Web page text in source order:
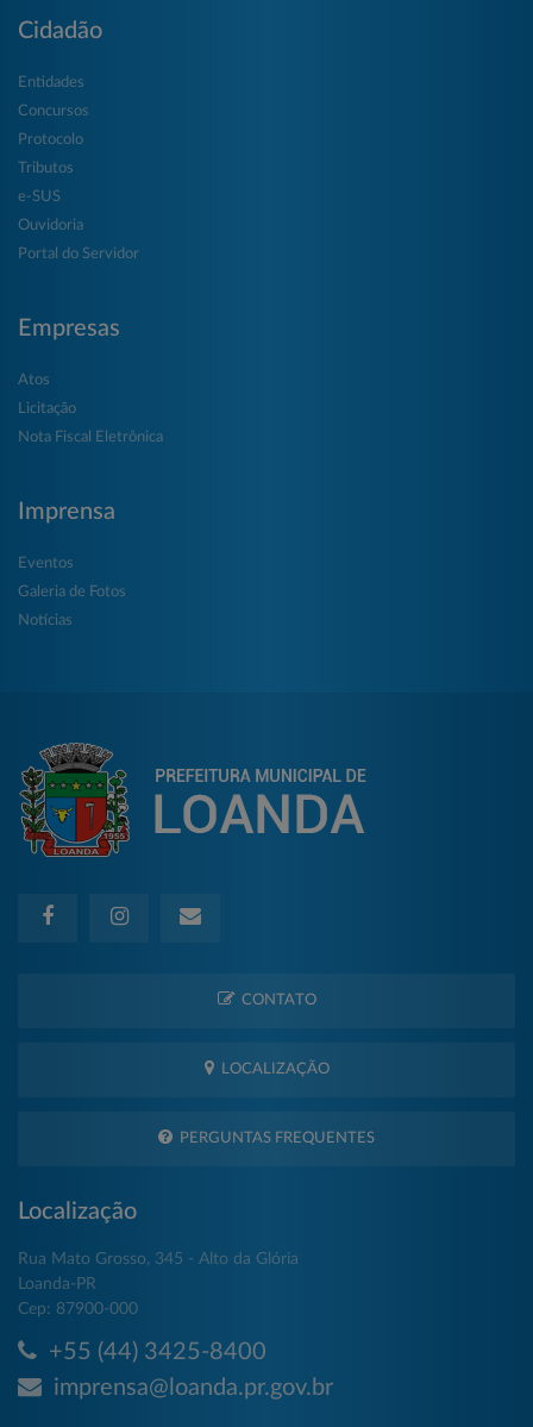
Cidadão
Entidades
Concursos
Protocolo
Tributos
e-SUS
Ouvidoria
Portal do Servidor
Empresas
Atos
Licitação
Nota Fiscal Eletrônica
Imprensa
Eventos
Galeria de Fotos
Notícias
CONTATO
LOCALIZAÇÃO
PERGUNTAS FREQUENTES
Localização
Rua Mato Grosso, 345 - Alto da Glória
Loanda-PR
Cep: 87900-000
+55 (44) 3425-8400
imprensa@loanda.pr.gov.br